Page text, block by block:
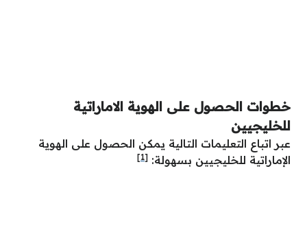
خطوات الحصول على الهوية الاماراتية
للخليجيين
عبر اتباع التعليمات التالية يمكن الحصول على الهوية
الإماراتية للخليجيين بسهولة: [1]